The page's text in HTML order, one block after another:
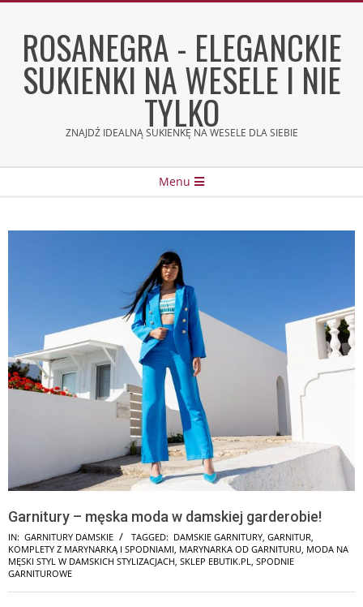
contentROSANEGRA - ELEGANCKIE
SUKIENKI NA WESELE I NIE
TYLKO
ZNAJDŹ IDEALNĄ SUKIENKĘ NA WESELE DLA SIEBIE
Menu
Garnitury – męska moda w damskiej garderobie!
IN: GARNITURY DAMSKIE TAGGED: DAMSKIE GARNITURY, GARNITUR,
KOMPLETY Z MARYNARKĄ I SPODNIAMI, MARYNARKA OD GARNITURU, MODA NA
MĘSKI STYL W DAMSKICH STYLIZACJACH, SKLEP EBUTIK.PL, SPODNIE
GARNITUROWE